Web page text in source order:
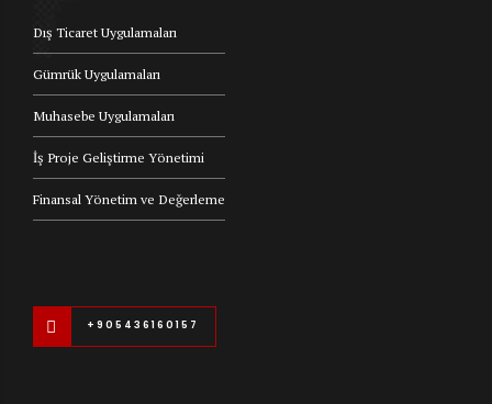
Dış Ticaret Uygulamaları
Gümrük Uygulamaları
Muhasebe Uygulamaları
İş Proje Geliştirme Yönetimi
Finansal Yönetim ve Değerleme
+905436160157